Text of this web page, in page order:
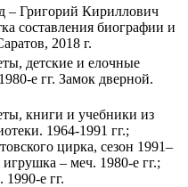
– Григорий Кириллович
составления биографии и
2018 г.
детские и елочные
е гг. Замок дверной.
книги и учебники из
1964-1991 гг.;
цирка, сезон 1991–
игрушка – меч. 1980-е гг.;
1990-е гг.